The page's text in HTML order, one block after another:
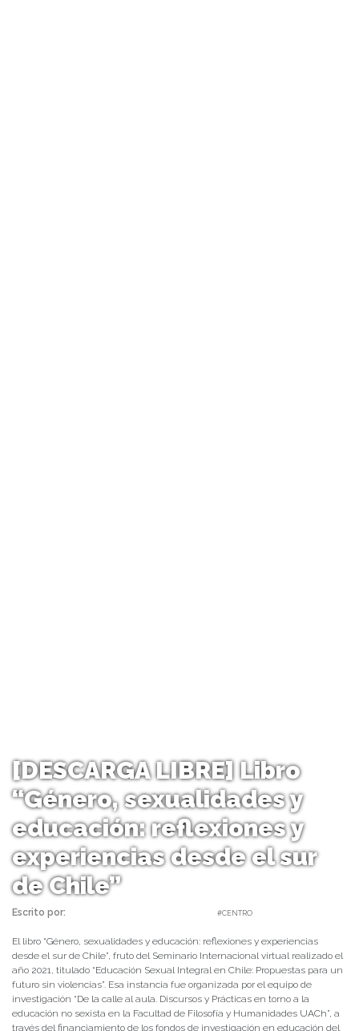
[DESCARGA LIBRE] Libro
“Género, sexualidades y
educación: reflexiones y
experiencias desde el sur
de Chile”
Escrito por: #CENTRO
El libro “Género, sexualidades y educación: reflexiones y experiencias
desde el sur de Chile”, fruto del Seminario Internacional virtual realizado el
año 2021, titulado “Educación Sexual Integral en Chile: Propuestas para un
futuro sin violencias”. Esa instancia fue organizada por el equipo de
investigación “De la calle al aula. Discursos y Prácticas en torno a la
educación no sexista en la Facultad de Filosofía y Humanidades UACh”, a
través del financiamiento de los fondos de investigación en educación del